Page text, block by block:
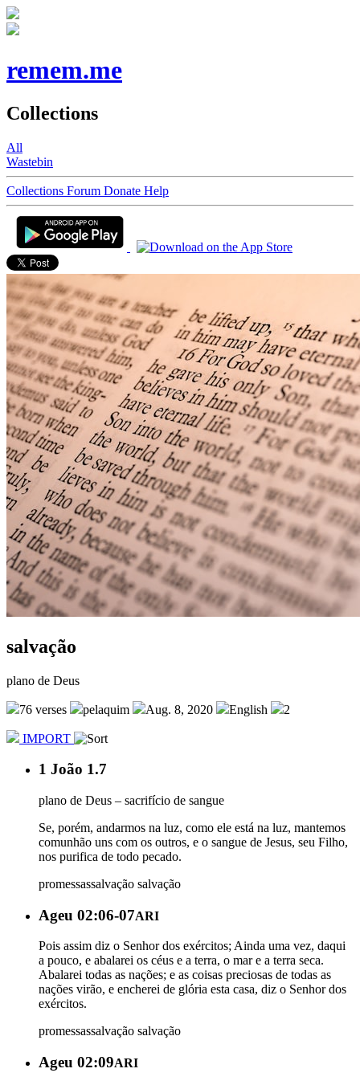
remem.me
Collections
All
Wastebin
Collections Forum Donate Help
salvação
plano de Deus
76 verses pelaquim Aug. 8, 2020 English 2
IMPORT
1 João 1.7
plano de Deus – sacrifício de sangue
Se, porém, andarmos na luz, como ele está na luz, mantemos
comunhão uns com os outros, e o sangue de Jesus, seu Filho,
nos purifica de todo pecado.
promessassalvação salvação
Ageu 02:06-07ARI
Pois assim diz o Senhor dos exércitos; Ainda uma vez, daqui
a pouco, e abalarei os céus e a terra, o mar e a terra seca.
Abalarei todas as nações; e as coisas preciosas de todas as
nações virão, e encherei de glória esta casa, diz o Senhor dos
exércitos.
promessassalvação salvação
Ageu 02:09ARI